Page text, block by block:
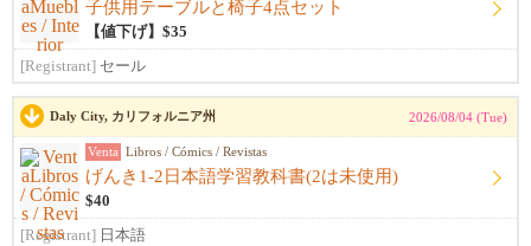
子供用テーブルと椅子4点セット
【値下げ】$35
[Registrant] セール
Daly City, カリフォルニア州 2026/08/04 (Tue)
Venta Libros / Cómics / Revistas
げんき1-2日本語学習教科書(2は未使用)
$40
[Registrant] 日本語